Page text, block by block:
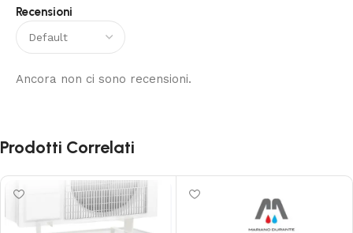
Recensioni
Ancora non ci sono recensioni.
Prodotti Correlati